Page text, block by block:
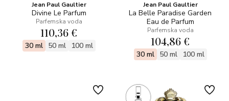
Jean Paul Gaultier
Divine Le Parfum
Parfemska voda
110,36 €
30 ml 50 ml 100 ml
Jean Paul Gaultier
La Belle Paradise Garden
Eau de Parfum
Parfemska voda
104,86 €
30 ml 50 ml 100 ml